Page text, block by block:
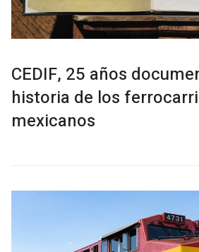
CEDIF, 25 años
historia de los
mexicanos